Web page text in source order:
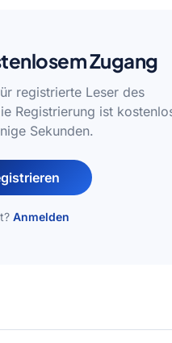
Zugang
registrierte Leser des
Registrierung ist
Sekunden.
Anmelden